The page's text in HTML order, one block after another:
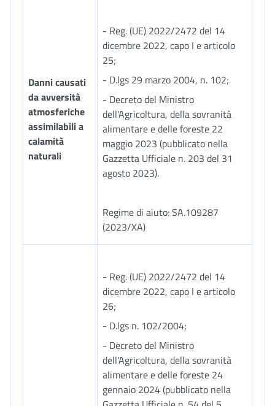
Danni causati
da avversità
atmosferiche
assimilabili a
calamità
naturali
- Reg. (UE) 2022/2472 del 14
dicembre 2022, capo I e articolo
25;
- D.lgs 29 marzo 2004, n. 102;
- Decreto del Ministro
dell'Agricoltura, della sovranità
alimentare e delle foreste 22
maggio 2023 (pubblicato nella
Gazzetta Ufficiale n. 203 del 31
agosto 2023).
Regime di aiuto: SA.109287
(2023/XA)
- Reg. (UE) 2022/2472 del 14
dicembre 2022, capo I e articolo
26;
- D.lgs n. 102/2004;
- Decreto del Ministro
dell'Agricoltura, della sovranità
alimentare e delle foreste 24
gennaio 2024 (pubblicato nella